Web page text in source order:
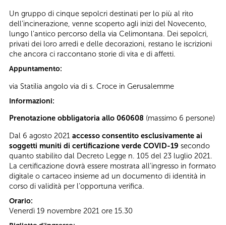
Un gruppo di cinque sepolcri destinati per lo più al rito
dell’incinerazione, venne scoperto agli inizi del Novecento,
lungo l’antico percorso della via Celimontana. Dei sepolcri,
privati dei loro arredi e delle decorazioni, restano le iscrizioni
che ancora ci raccontano storie di vita e di affetti.
Appuntamento:
via Statilia angolo via di s. Croce in Gerusalemme
Informazioni:
Prenotazione obbligatoria allo 060608 (massimo 6 persone)
Dal 6 agosto 2021 accesso consentito esclusivamente ai
soggetti muniti di certificazione verde COVID-19 secondo
quanto stabilito dal Decreto Legge n. 105 del 23 luglio 2021.
La certificazione dovrà essere mostrata all’ingresso in formato
digitale o cartaceo insieme ad un documento di identità in
corso di validità per l’opportuna verifica.
Orario:
Venerdì 19 novembre 2021 ore 15.30